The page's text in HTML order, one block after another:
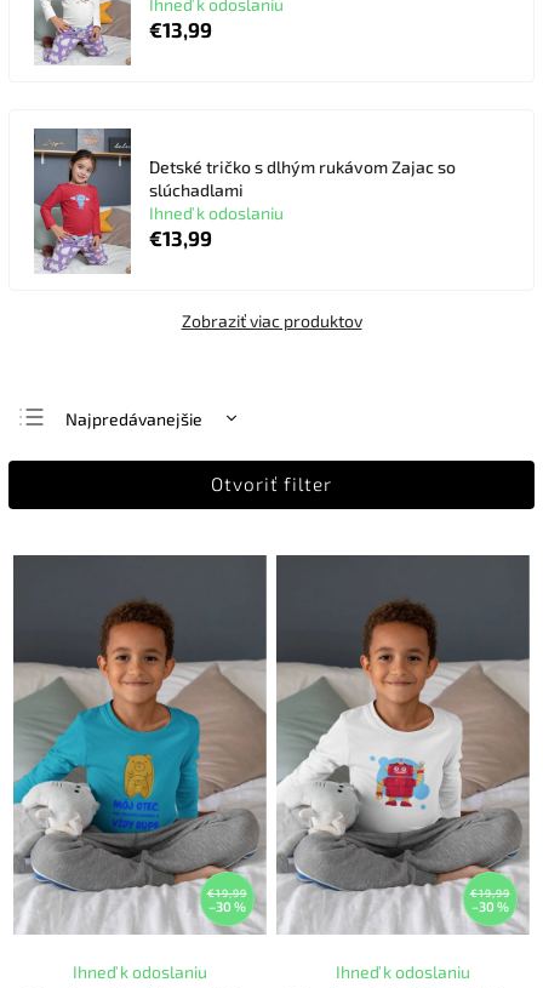
€13,99
Detské tričko s dlhým rukávom Zajac so
slúchadlami
Ihneď k odoslaniu
€13,99
Zobraziť viac produktov
Najpredávanejšie
Najlacnejšie
Otvoriť filter
€19,99
–30 %
Ihneď k odoslaniu
€19,99
–30 %
Ihneď k odoslaniu